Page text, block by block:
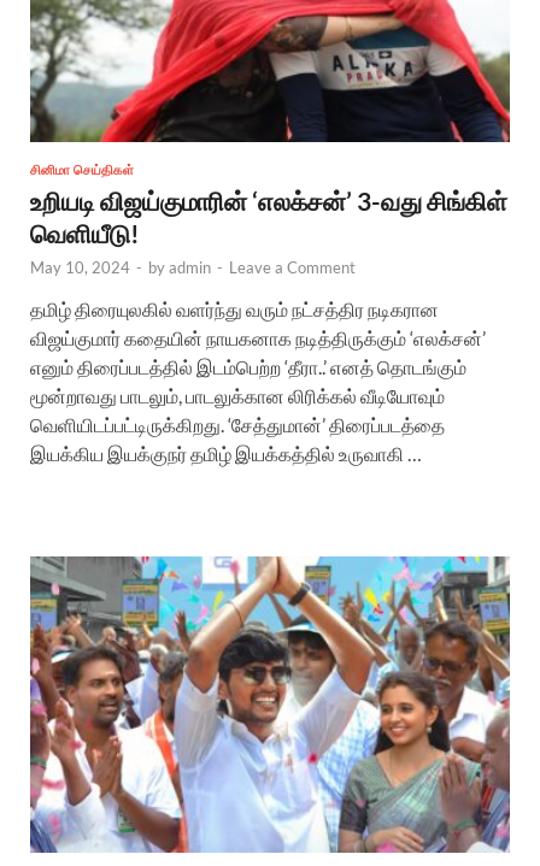
சினிமா செய்திகள்
உறியடி விஜய்குமாரின் ‘எலக்சன்’ 3-வது சிங்கிள்
வெளியீடு!
May 10, 2024 - byadmin - Leave a Comment
தமிழ் திரையுலகில் வளர்ந்து வரும் நட்சத்திர நடிகரான
விஜய்குமார் கதையின் நாயகனாக நடித்திருக்கும் ‘எலக்சன்’
எனும் திரைப்படத்தில் இடம்பெற்ற ‘தீரா..’ எனத் தொடங்கும்
மூன்றாவது பாடலும், பாடலுக்கான லிரிக்கல் வீடியோவும்
வெளியிடப்பட்டிருக்கிறது. ‘சேத்துமான்’ திரைப்படத்தை
இயக்கிய இயக்குநர் தமிழ் இயக்கத்தில் உருவாகி …